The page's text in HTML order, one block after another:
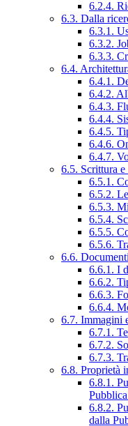
6.2.4.
6.3. Dalla
6.3.1.
6.3.2.
6.3.3.
6.4.
6.4.1.
6.4.2.
6.4.3.
6.4.4.
6.4.5.
6.4.6.
6.4.7.
6.5. Scrittura
6.5.1.
6.5.2.
6.5.3.
6.5.4.
6.5.5.
6.5.6.
6.6. Documenti
6.6.1. I
6.6.2.
6.6.3.
6.6.4.
6.7. Immagini
6.7.1.
6.7.2.
6.7.3.
6.8. Proprietà
6.8.1.
6.8.2.
dalla